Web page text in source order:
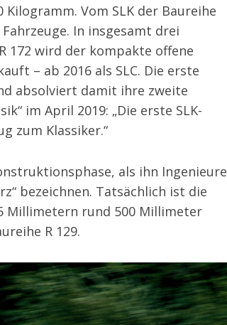
Kilogramm. Vom SLK der Baureihe
In insgesamt drei
172 wird der kompakte offene
– ab 2016 als SLC. Die erste
absolviert damit ihre zweite
im April 2019: „Die erste SLK-
zum Klassiker.“
als ihn Ingenieure
bezeichnen. Tatsächlich ist die
Millimetern rund 500 Millimeter
R 129.